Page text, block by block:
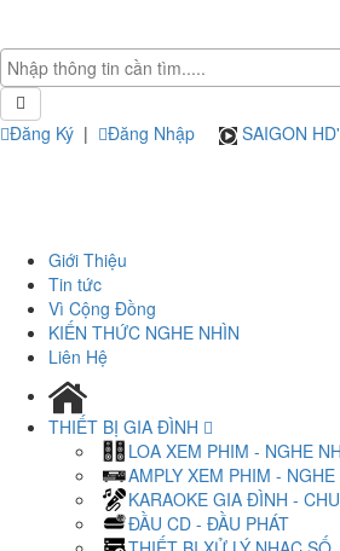
Đăng Ký | Đăng Nhập SAIGON
Giới Thiệu
Tin tức
Vì Cộng Đồng
KIẾN THỨC NGHE NHÌN
Liên Hệ
THIẾT BỊ GIA ĐÌNH
LOA XEM PHIM - NGHE
AMPLY XEM PHIM -
KARAOKE GIA ĐÌNH -
ĐẦU CD - ĐẦU PHÁT